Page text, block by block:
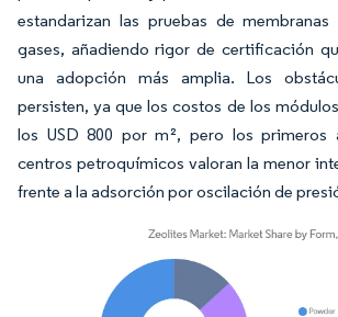
estandarizan las pruebas de
gases, añadiendo rigor de certificación
una adopción más amplia. Los
persisten, ya que los costos de los
los USD 800 por m², pero los primeros
centros petroquímicos valoran la menor
frente a la adsorción por oscilación de